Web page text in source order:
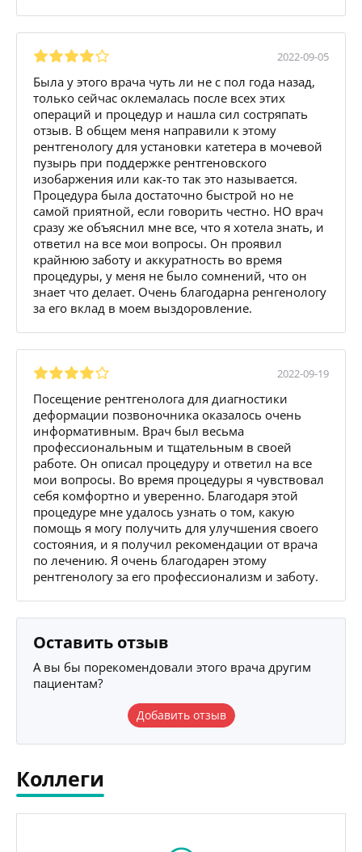
2022-09-05
Была у этого врача чуть ли не с пол года назад,
только сейчас оклемалась после всех этих
операций и процедур и нашла сил состряпать
отзыв. В общем меня направили к этому
рентгенологу для установки катетера в мочевой
пузырь при поддержке рентгеновского
изобаржения или как-то так это называется.
Процедура была достаточно быстрой но не
самой приятной, если говорить честно. НО врач
сразу же объяснил мне все, что я хотела знать, и
ответил на все мои вопросы. Он проявил
крайнюю заботу и аккуратность во время
процедуры, у меня не было сомнений, что он
знает что делает. Очень благодарна ренгенологу
за его вклад в моем выздоровление.
2022-09-19
Посещение рентгенолога для диагностики
деформации позвоночника оказалось очень
информативным. Врач был весьма
профессиональным и тщательным в своей
работе. Он описал процедуру и ответил на все
мои вопросы. Во время процедуры я чувствовал
себя комфортно и уверенно. Благодаря этой
процедуре мне удалось узнать о том, какую
помощь я могу получить для улучшения своего
состояния, и я получил рекомендации от врача
по лечению. Я очень благодарен этому
рентгенологу за его профессионализм и заботу.
Оставить отзыв
А вы бы порекомендовали этого врача другим
пациентам?
Добавить отзыв
Коллеги